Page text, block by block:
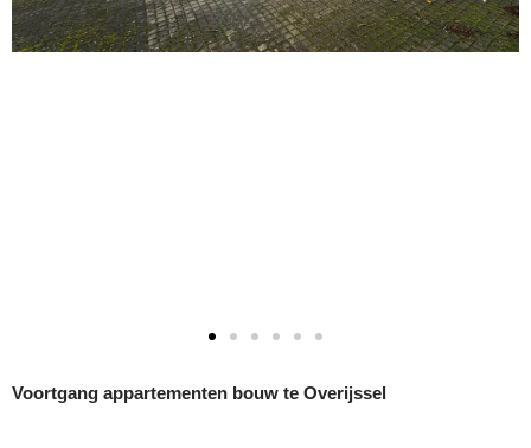
Voortgang appartementen bouw te Overijssel